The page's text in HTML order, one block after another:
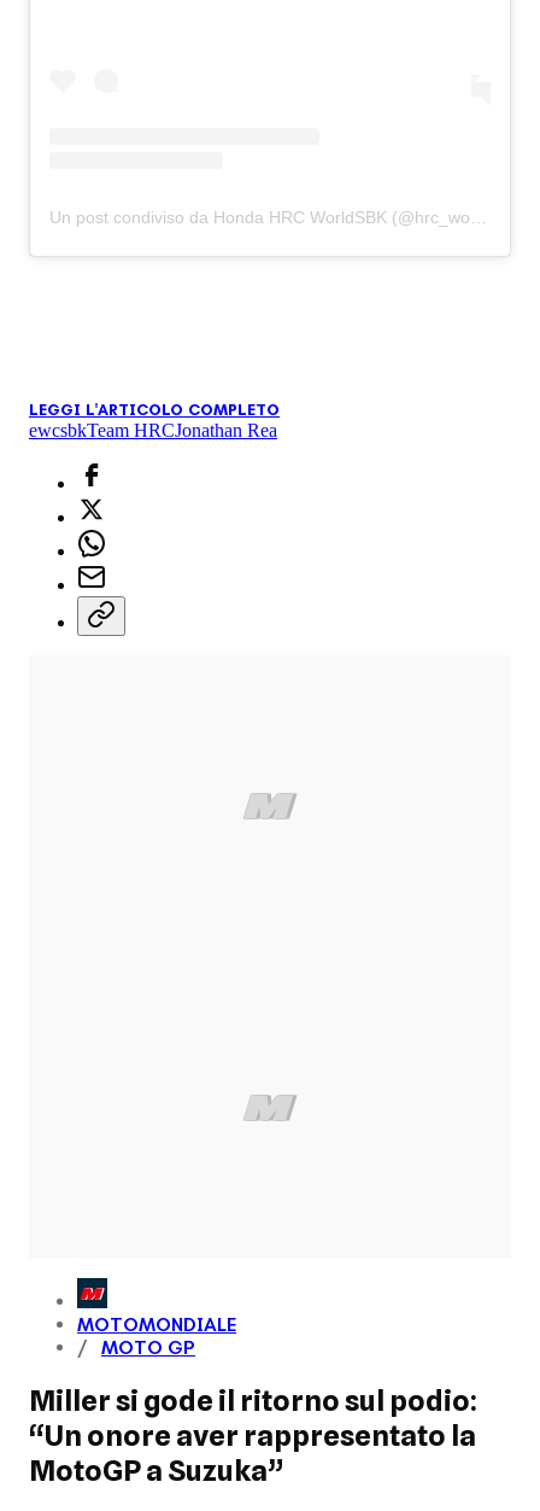
Un post condiviso da Honda HRC WorldSBK (@hrc_worldsbk)
LEGGI L'ARTICOLO COMPLETO
ewcsbkTeam HRCJonathan Rea
MOTOMONDIALE
MOTO GP
Miller si gode il ritorno sul podio:
“Un onore aver rappresentato la
MotoGP a Suzuka”